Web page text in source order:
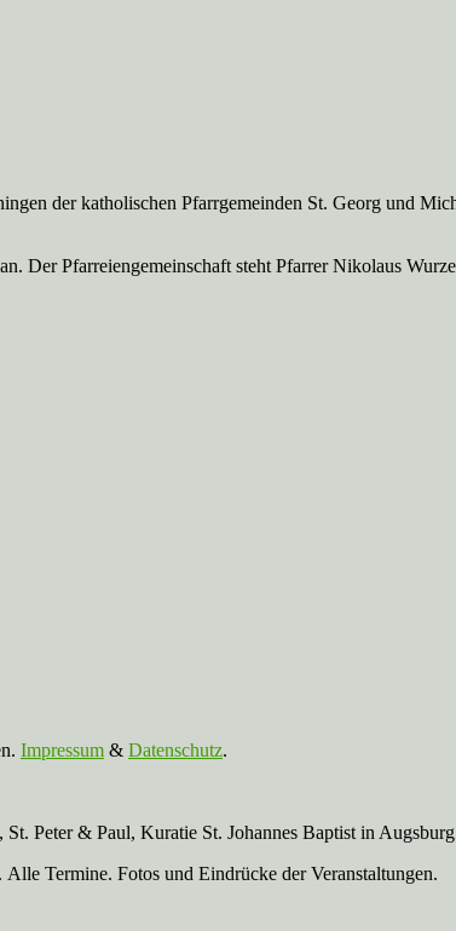
der katholischen Pfarrgemeinden St. Georg und
Der Pfarreien­gemeinschaft steht Pfarrer Nikolaus
Impressum & Datenschutz.
Peter & Paul, Kuratie St. Johannes Baptist in
Termine. Fotos und Eindrücke der Veranstaltungen.